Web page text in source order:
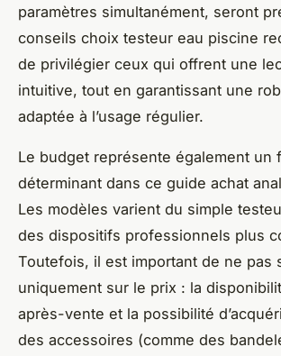
paramètres simultanément, seront
conseils choix testeur eau piscine
de privilégier ceux qui offrent une
intuitive, tout en garantissant une
adaptée à l’usage régulier.
Le budget représente également un
déterminant dans ce guide achat
Les modèles varient du simple
des dispositifs professionnels plus
Toutefois, il est important de ne pas
uniquement sur le prix : la
après-vente et la possibilité
des accessoires (comme des